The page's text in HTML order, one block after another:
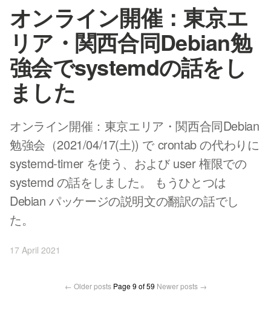
オンライン開催：東京エ
リア・関西合同Debian勉
強会でsystemdの話をし
ました
オンライン開催：東京エリア・関西合同Debian
勉強会（2021/04/17(土)) で crontab の代わりに
systemd-timer を使う、および user 権限での
systemd の話をしました。 もうひとつは
Debian パッケージの説明文の翻訳の話でし
た。
17 April 2021
← Older posts Page 9 of 59 Newer posts →